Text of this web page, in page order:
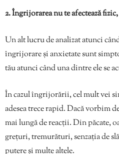
2. Îngrijorarea nu te afectează
Un alt lucru de analizat atunci
îngrijorare și anxietate sunt
tău atunci când una dintre ele se
În cazul îngrijorării, cel mult vei
adesea trece rapid. Dacă vorbim
mai lungă de reacții. Din păcate,
grețuri, tremurături, senzația de
putere și multe altele.